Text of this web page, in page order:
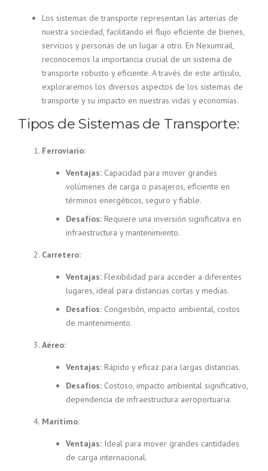
Los sistemas de transporte representan las arterias de
nuestra sociedad, facilitando el flujo eficiente de bienes,
servicios y personas de un lugar a otro. En Nexumrail,
reconocemos la importancia crucial de un sistema de
transporte robusto y eficiente. A través de este artículo,
exploraremos los diversos aspectos de los sistemas de
transporte y su impacto en nuestras vidas y economías.
Tipos de Sistemas de Transporte:
Ferroviario:
Ventajas: Capacidad para mover grandes
volúmenes de carga o pasajeros, eficiente en
términos energéticos, seguro y fiable.
Desafíos: Requiere una inversión significativa en
infraestructura y mantenimiento.
Carretero:
Ventajas: Flexibilidad para acceder a diferentes
lugares, ideal para distancias cortas y medias.
Desafíos: Congestión, impacto ambiental, costos
de mantenimiento.
Aéreo:
Ventajas: Rápido y eficaz para largas distancias.
Desafíos: Costoso, impacto ambiental significativo,
dependencia de infraestructura aeroportuaria.
Marítimo:
Ventajas: Ideal para mover grandes cantidades
de carga internacional.